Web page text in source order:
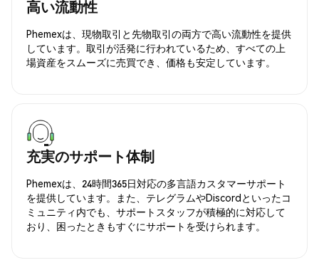
高い流動性
Phemexは、現物取引と先物取引の両方で高い流動性を提供
しています。取引が活発に行われているため、すべての上
場資産をスムーズに売買でき、価格も安定しています。
充実のサポート体制
Phemexは、24時間365日対応の多言語カスタマーサポート
を提供しています。また、テレグラムやDiscordといったコ
ミュニティ内でも、サポートスタッフが積極的に対応して
おり、困ったときもすぐにサポートを受けられます。